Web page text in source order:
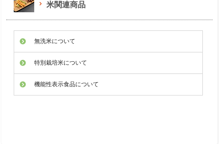
米関連商品
無洗米について
特別栽培米について
機能性表示食品について